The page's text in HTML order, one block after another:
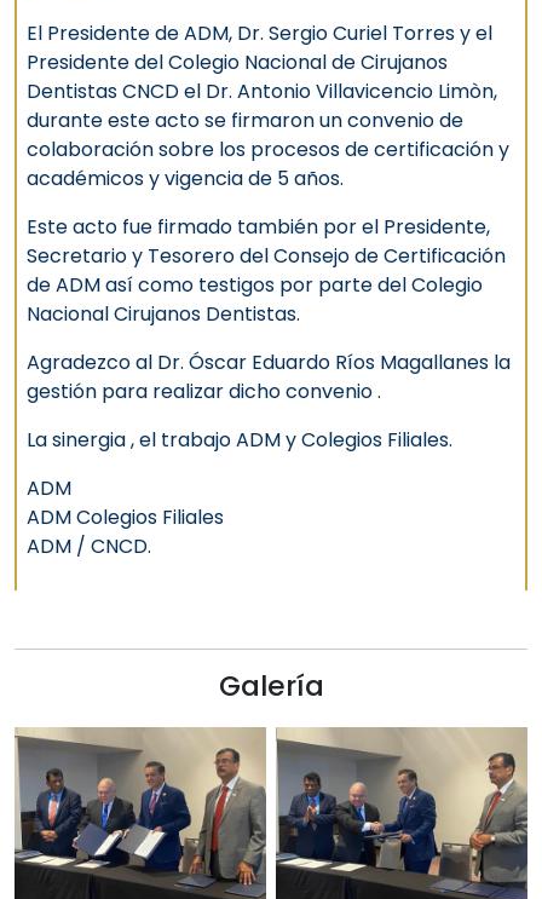
El Presidente de ADM, Dr. Sergio Curiel Torres y el
Presidente del Colegio Nacional de Cirujanos
Dentistas CNCD el Dr. Antonio Villavicencio Limòn,
durante este acto se firmaron un convenio de
colaboración sobre los procesos de certificación y
académicos y vigencia de 5 años.
Este acto fue firmado también por el Presidente,
Secretario y Tesorero del Consejo de Certificación
de ADM así como testigos por parte del Colegio
Nacional Cirujanos Dentistas.
Agradezco al Dr. Óscar Eduardo Ríos Magallanes la
gestión para realizar dicho convenio .
La sinergia , el trabajo ADM y Colegios Filiales.
ADM
ADM Colegios Filiales
ADM / CNCD.
Galería